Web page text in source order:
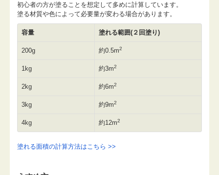
初心者の方が塗ることを想定して多めに計算しています。
塗る材質や色によって必要量が変わる場合があります。
容量 塗れる範囲(２回塗り)
200g 約0.5m2
1kg 約3m2
2kg 約6m2
3kg 約9m2
4kg 約12m2
塗れる面積の計算方法はこちら >>